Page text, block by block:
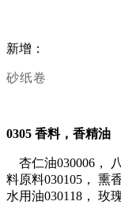
新增：
砂纸卷
0305 香料，香精油
杏仁油030006，
料原料030105， 熏
水用油030118， 玫